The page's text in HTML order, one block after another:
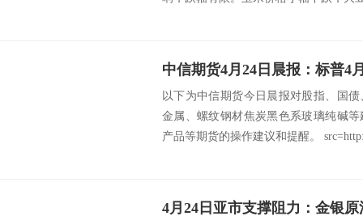
以下为中信期货今日晨报对股指、国
金属、螺纹钢材焦炭黑色系玻璃纯碱
产品等期货的操作建议和提醒。